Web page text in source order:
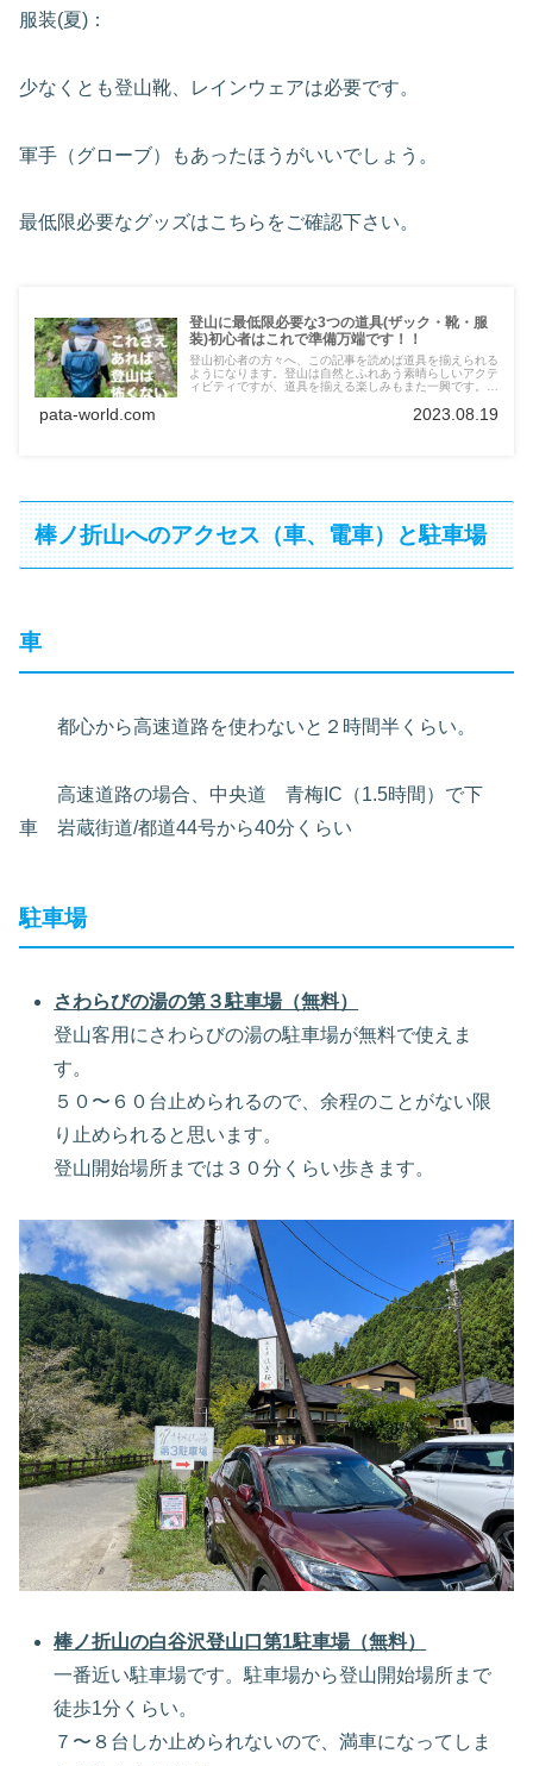
服装(夏)：
少なくとも登山靴、レインウェアは必要です。
軍手（グローブ）もあったほうがいいでしょう。
最低限必要なグッズはこちらをご確認下さい。
登山に最低限必要な3つの道具(ザック・靴・服
装)初心者はこれで準備万端です！！
登山初心者の方々へ、この記事を読めば道具を揃えられる
ようになります。登山は自然とふれあう素晴らしいアクテ
ィビティですが、道具を揃える楽しみもまた一興です。必
買えるかをお伝えしたいと思います。何から買っていいの
pata-world.com 2023.08.19
棒ノ折山へのアクセス（車、電車）と駐車場
車
都心から高速道路を使わないと２時間半くらい。
高速道路の場合、中央道 青梅IC（1.5時間）で下
車 岩蔵街道/都道44号から40分くらい
駐車場
さわらびの湯の第３駐車場（無料）
登山客用にさわらびの湯の駐車場が無料で使えま
す。
５０〜６０台止められるので、余程のことがない限
り止められると思います。
登山開始場所までは３０分くらい歩きます。
棒ノ折山の白谷沢登山口第1駐車場（無料）
一番近い駐車場です。駐車場から登山開始場所まで
徒歩1分くらい。
７〜８台しか止められないので、満車になってしま